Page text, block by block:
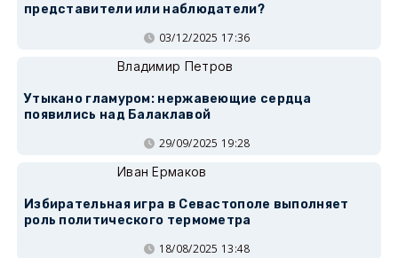
представители или наблюдатели?
03/12/2025 17:36
Владимир Петров
Утыкано гламуром: нержавеющие сердца
появились над Балаклавой
29/09/2025 19:28
Иван Ермаков
Избирательная игра в Севастополе выполняет
роль политического термометра
18/08/2025 13:48